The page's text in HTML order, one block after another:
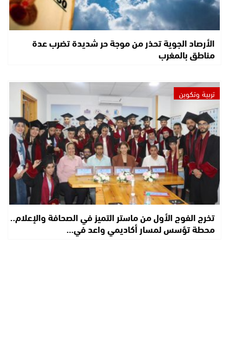
الأرصاد الجوية تحذر من موجة حر شديدة تضرب عدة
مناطق بالمغرب
تربية وتكوين
تخرج الفوج الأول من ماستر التميز في الصحافة والإعلام..
محطة تؤسس لمسار أكاديمي واعد في…